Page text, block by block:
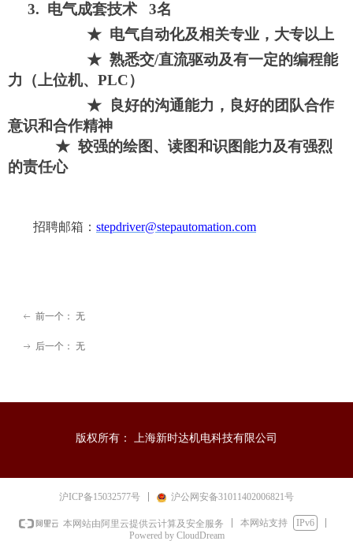
3. 电气成套技术 3名
★ 电气自动化及相关专业，大专以上
★ 熟悉交/直流驱动及有一定的编程能
力（上位机、 PLC）
★
良好的沟通能力，良好的团队合作
意识和合作精神
★ 较强的绘图、读图和识图能力及有强烈
的责任心
招聘邮箱： stepdriver@stepautomation.com
ꂃ 前一个： 无
ꁹ 后一个： 无
版权所有： 上海新时达机电科技有限公司
沪ICP备15032577号 沪公网安备31011402006821号
本网站由阿里云提供云计算及安全服务 本网站支持
IPv6
Powered by CloudDream